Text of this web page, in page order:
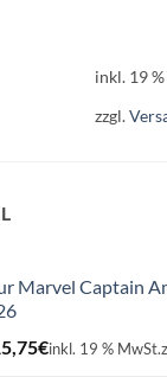
inkl. 19
zzgl.
Marvel Captain
Preis
€Aktueller
inkl. 19 % MwSt.